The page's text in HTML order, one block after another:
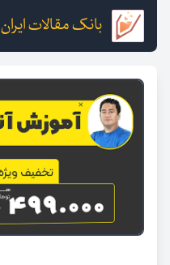
بانک مقالات ایران